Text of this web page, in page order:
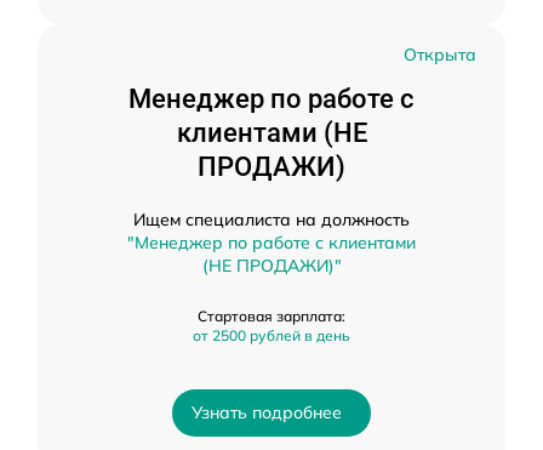
Открыта
Менеджер по работе с
клиентами (НЕ
ПРОДАЖИ)
Ищем специалиста на должность
"Менеджер по работе с клиентами
(НЕ ПРОДАЖИ)"
Стартовая зарплата:
от 2500 рублей в день
Узнать подробнее